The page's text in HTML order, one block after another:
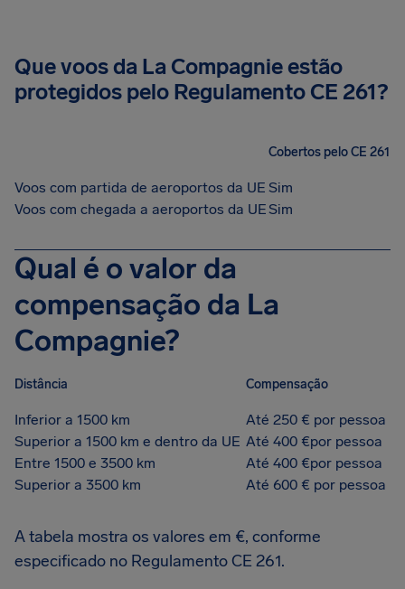
Que voos da La Compagnie estão
protegidos pelo Regulamento CE 261?
Cobertos pelo CE 261
Voos com partida de aeroportos da UE Sim
Voos com chegada a aeroportos da UESim
Qual é o valor da
compensação da La
Compagnie?
Distância Compensação
Inferior a 1500 km
Até 250 € por pessoa
Superior a 1500 km e dentro da UE Até 400 €por pessoa
Entre 1500 e 3500 km
Até 400 €por pessoa
Superior a 3500 km
Até 600 € por pessoa
A tabela mostra os valores em €, conforme
especificado no Regulamento CE 261.